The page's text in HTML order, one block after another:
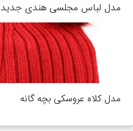
مدل لباس مجلسی هندی جدید
مدل کلاه عروسکی بچه گانه